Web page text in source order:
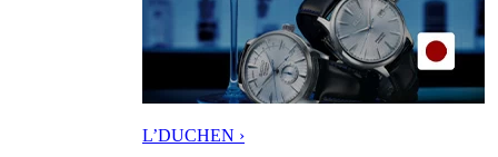
L’DUCHEN ›